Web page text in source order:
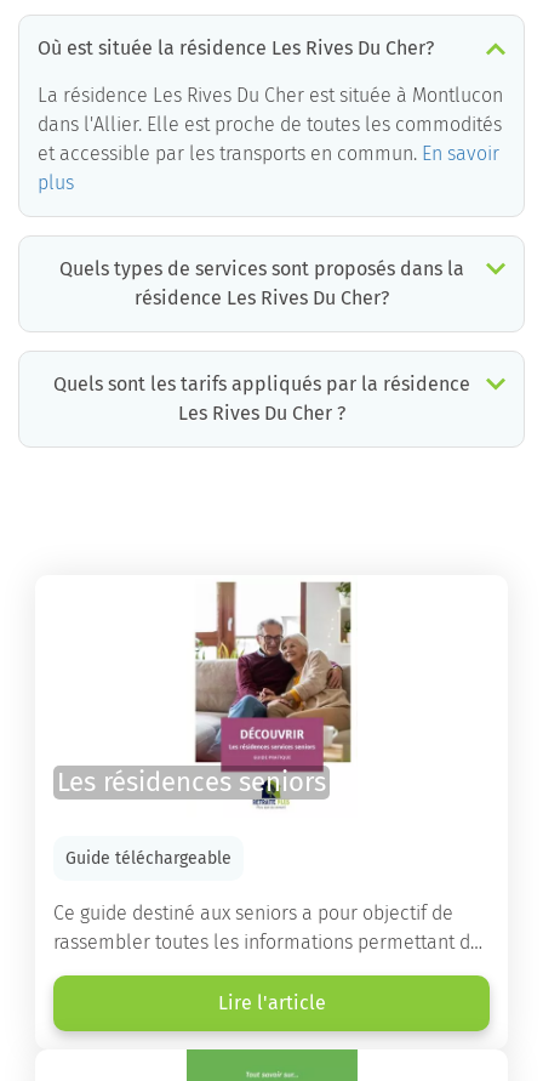
Où est située la résidence Les Rives Du Cher?
La résidence Les Rives Du Cher est située à Montlucon
dans l'Allier. Elle est proche de toutes les commodités
et accessible par les transports en commun. En savoir
plus
Quels types de services sont proposés dans la
résidence Les Rives Du Cher?
Quels sont les tarifs appliqués par la résidence
Les Rives Du Cher ?
Les résidences seniors
Guide téléchargeable
Ce guide destiné aux seniors a pour objectif de
rassembler toutes les informations permettant de
choisir la résidence services seniors adaptée.
Lire l'article